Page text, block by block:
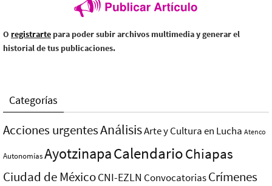
O registrarte para poder subir archivos multimedia y generar el
historial de tus publicaciones.
Categorías
Acciones urgentesAnálisisArte y Cultura en Lucha Atenco
AutonomíasAyotzinapaCalendarioChiapas
Ciudad de MéxicoCNI-EZLN ConvocatoriasCrímenes